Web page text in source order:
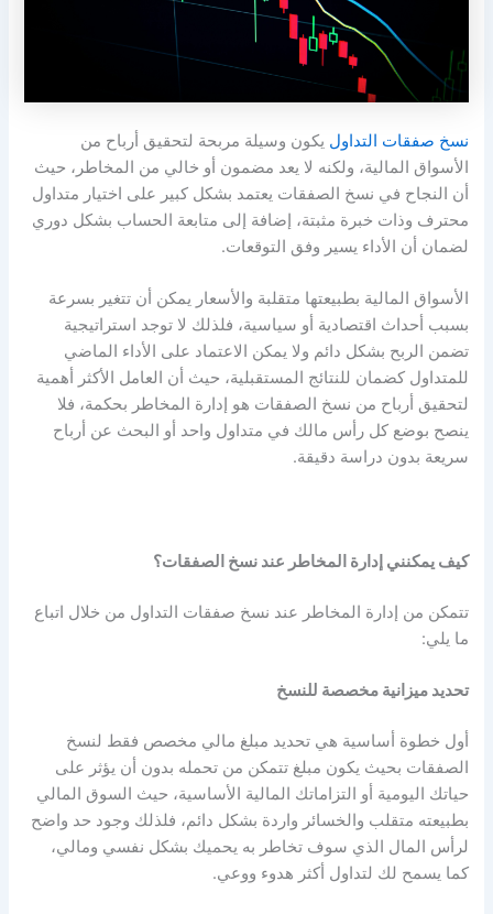
نسخ صفقات التداول يكون وسيلة مربحة لتحقيق أرباح من
الأسواق المالية، ولكنه لا يعد مضمون أو خالي من المخاطر، حيث
أن النجاح في نسخ الصفقات يعتمد بشكل كبير على اختيار متداول
محترف وذات خبرة مثبتة، إضافة إلى متابعة الحساب بشكل دوري
لضمان أن الأداء يسير وفق التوقعات.
الأسواق المالية بطبيعتها متقلبة والأسعار يمكن أن تتغير بسرعة
بسبب أحداث اقتصادية أو سياسية، فلذلك لا توجد استراتيجية
تضمن الربح بشكل دائم ولا يمكن الاعتماد على الأداء الماضي
للمتداول كضمان للنتائج المستقبلية، حيث أن العامل الأكثر أهمية
لتحقيق أرباح من نسخ الصفقات هو إدارة المخاطر بحكمة، فلا
ينصح بوضع كل رأس مالك في متداول واحد أو البحث عن أرباح
سريعة بدون دراسة دقيقة.
كيف يمكنني إدارة المخاطر عند نسخ الصفقات؟
تتمكن من إدارة المخاطر عند نسخ صفقات التداول من خلال اتباع
ما يلي:
تحديد ميزانية مخصصة للنسخ
أول خطوة أساسية هي تحديد مبلغ مالي مخصص فقط لنسخ
الصفقات بحيث يكون مبلغ تتمكن من تحمله بدون أن يؤثر على
حياتك اليومية أو التزاماتك المالية الأساسية، حيث السوق المالي
بطبيعته متقلب والخسائر واردة بشكل دائم، فلذلك وجود حد واضح
لرأس المال الذي سوف تخاطر به يحميك بشكل نفسي ومالي،
كما يسمح لك لتداول أكثر هدوء ووعي.